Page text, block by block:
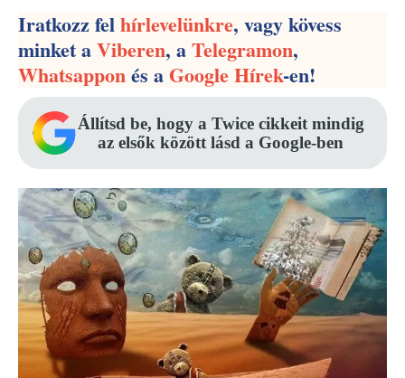
Iratkozz felhírlevelünkre, vagy kövess
minket aViberen, aTelegramon,
Whatsapponés aGoogle Hírek-en!
Állítsd be, hogy a Twice cikkeit mindig
az elsők között lásd a Google-ben